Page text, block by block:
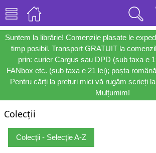
Suntem la librărie! Comenzile plasate le
timp posibil. Transport GRATUIT la
prin: curier Cargus sau DPD (sub taxa e
FANbox etc. (sub taxa e 21 lei); poșta
Pentru cărți la prețuri mici vă rugăm scrieți
Mulțumim!
Colecții
Colecții - Selecție A-Z